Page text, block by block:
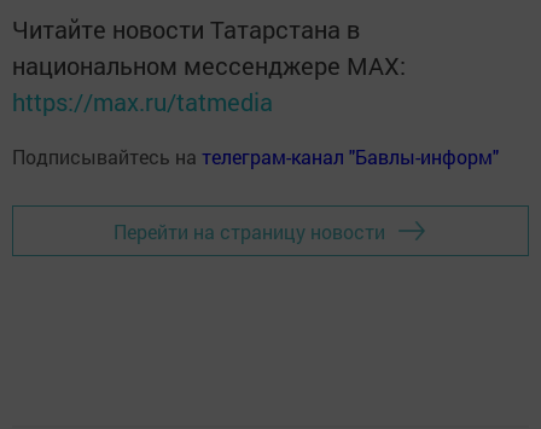
Читайте новости Татарстана в
национальном мессенджере MАХ:
https://max.ru/tatmedia
Подписывайтесь на телеграм-канал "Бавлы-информ"
Перейти на страницу новости